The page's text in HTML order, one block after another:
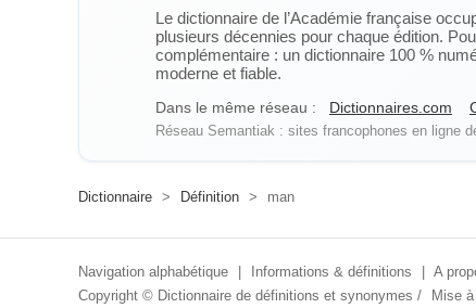
Le dictionnaire de l’Académie française
plusieurs décennies pour chaque édition.
complémentaire : un dictionnaire 100 %
moderne et fiable.
Dans le même réseau : Dictionnaires.com
Réseau Semantiak : sites francophones en ligne
Dictionnaire > Définition > man
Navigation alphabétique Informations & définitions A
Copyright © Dictionnaire de définitions et synonymes / Mise